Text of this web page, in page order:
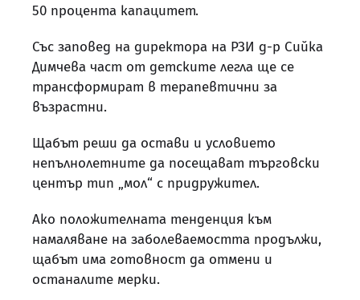
50 процента капацитет.
Със заповед на директора на РЗИ д-р Сийка
Димчева част от детските легла ще се
трансформират в терапевтични за
възрастни.
Щабът реши да остави и условието
непълнолетните да посещават търговски
център тип „мол“ с придружител.
Ако положителната тенденция към
намаляване на заболеваемостта продължи,
щабът има готовност да отмени и
останалите мерки.